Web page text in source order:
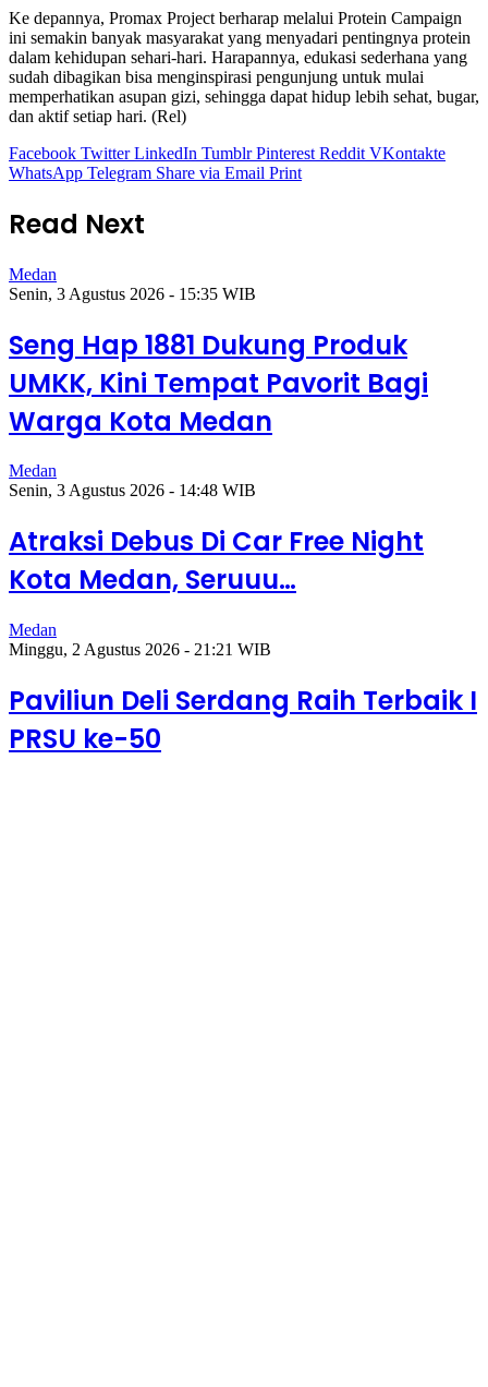
Ke depannya, Promax Project berharap melalui Protein Campaign
ini semakin banyak masyarakat yang menyadari pentingnya protein
dalam kehidupan sehari-hari. Harapannya, edukasi sederhana yang
sudah dibagikan bisa menginspirasi pengunjung untuk mulai
memperhatikan asupan gizi, sehingga dapat hidup lebih sehat, bugar,
dan aktif setiap hari. (Rel)
Facebook Twitter LinkedIn Tumblr Pinterest Reddit VKontakte
WhatsApp Telegram Share via Email Print
Read Next
Medan
Senin, 3 Agustus 2026 - 15:35 WIB
Seng Hap 1881 Dukung Produk
UMKK, Kini Tempat Pavorit Bagi
Warga Kota Medan
Medan
Senin, 3 Agustus 2026 - 14:48 WIB
Atraksi Debus Di Car Free Night
Kota Medan, Seruuu…
Medan
Minggu, 2 Agustus 2026 - 21:21 WIB
Paviliun Deli Serdang Raih Terbaik I
PRSU ke-50